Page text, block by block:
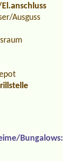
Ausguss
Bungalows: